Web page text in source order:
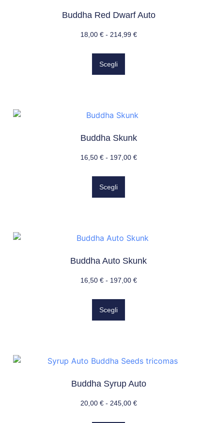
Buddha Red Dwarf Auto
18,00 € - 214,99 €
Scegli
Buddha Skunk
16,50 € - 197,00 €
Scegli
Buddha Auto Skunk
16,50 € - 197,00 €
Scegli
Buddha Syrup Auto
20,00 € - 245,00 €